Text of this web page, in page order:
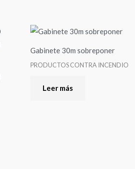
Gabinete 30m sobreponer
PRODUCTOS CONTRA INCENDIO
Leer más